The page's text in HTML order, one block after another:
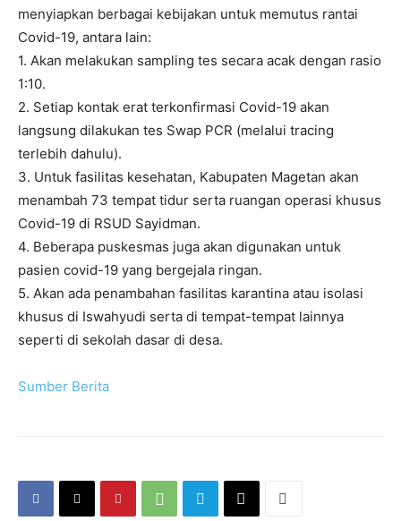
menyiapkan berbagai kebijakan untuk memutus rantai
Covid-19, antara lain:
1. Akan melakukan sampling tes secara acak dengan rasio
1:10.
2. Setiap kontak erat terkonfirmasi Covid-19 akan
langsung dilakukan tes Swap PCR (melalui tracing
terlebih dahulu).
3. Untuk fasilitas kesehatan, Kabupaten Magetan akan
menambah 73 tempat tidur serta ruangan operasi khusus
Covid-19 di RSUD Sayidman.
4. Beberapa puskesmas juga akan digunakan untuk
pasien covid-19 yang bergejala ringan.
5. Akan ada penambahan fasilitas karantina atau isolasi
khusus di Iswahyudi serta di tempat-tempat lainnya
seperti di sekolah dasar di desa.
Sumber Berita